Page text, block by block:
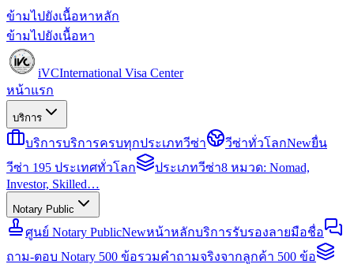
ข้ามไปยังเนื้อหาหลัก
ข้ามไปยังเนื้อหา
iVCInternational Visa Center
หน้าแรก
บริการ
บริการบริการครบทุกประเภทวีซ่า วีซ่าทั่วโลกNewยื่น
วีซ่า 195 ประเทศทั่วโลก
ประเภทวีซ่า8 หมวด: Nomad,
Investor, Skilled…
Notary Public
ศูนย์ Notary PublicNewหน้าหลักบริการรับรองลายมือชื่อ
ถาม-ตอบ Notary 500 ข้อรวมคำถามจริงจากลูกค้า 500 ข้อ